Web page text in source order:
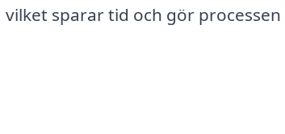
sparar tid och gör processen